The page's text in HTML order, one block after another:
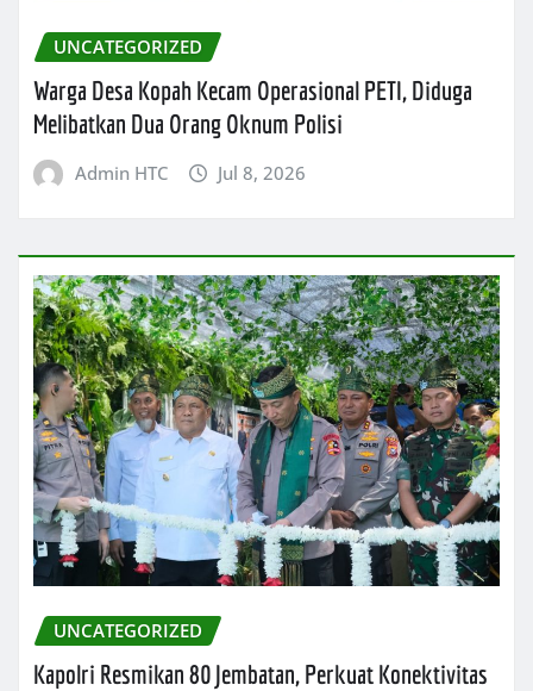
UNCATEGORIZED
Warga Desa Kopah Kecam Operasional PETI, Diduga
Melibatkan Dua Orang Oknum Polisi
Admin HTC Jul 8, 2026
UNCATEGORIZED
Kapolri Resmikan 80 Jembatan, Perkuat Konektivitas